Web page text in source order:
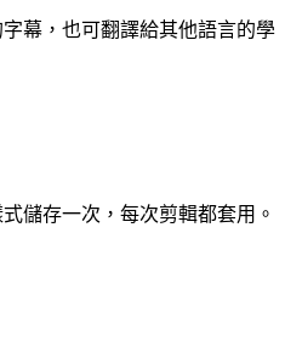
幕，也可翻譯給其他語言的學
儲存一次，每次剪輯都套用。